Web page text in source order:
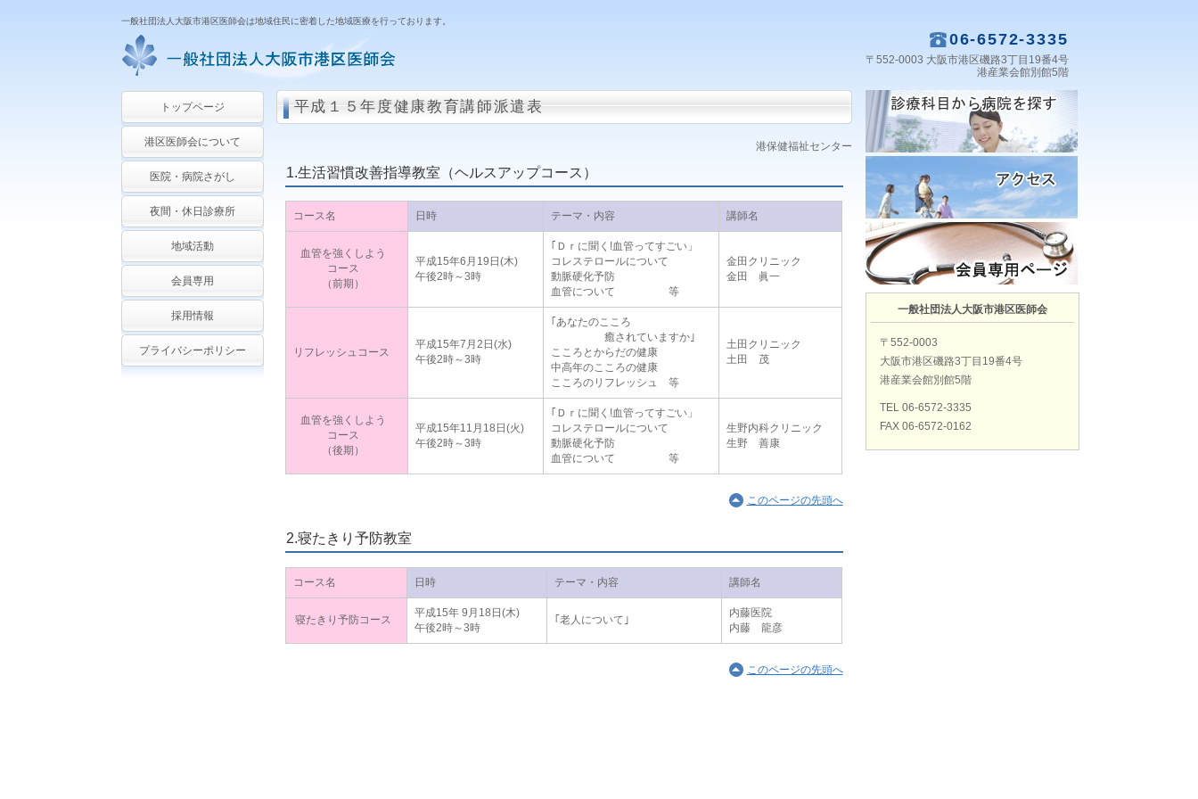
一般社団法人大阪市港区医師会は地域住民に密着した地域医療を行っております。
06-6572-3335
〒552-0003 大阪市港区磯路3丁目19番4号
港産業会館別館5階
平成１５年度健康教育講師派遣表
港保健福祉センター
1.生活習慣改善指導教室（ヘルスアップコース）
コース名 日時 テーマ・内容 講師名
血管を強くしよう
コース
（前期）
平成15年6月19日(木)
午後2時～3時
｢Ｄｒに聞く!血管ってすごい」
コレステロールについて
動脈硬化予防
血管について 等
金田クリニック
金田 眞一
リフレッシュコース
平成15年7月2日(水)
午後2時～3時
｢あなたのこころ
癒されていますか｣
こころとからだの健康
中高年のこころの健康
こころのリフレッシュ 等
土田クリニック
土田 茂
血管を強くしよう
コース
（後期）
平成15年11月18日(火)
午後2時～3時
｢Ｄｒに聞く!血管ってすごい」
コレステロールについて
動脈硬化予防
血管について 等
生野内科クリニック
生野 善康
このページの先頭へ
2.寝たきり予防教室
コース名 日時 テーマ・内容 講師名
寝たきり予防コース
平成15年 9月18日(木)
午後2時～3時
｢老人について｣
内藤医院
内藤 龍彦
このページの先頭へ
トップページ
港区医師会について
医院・病院さがし
夜間・休日診療所
地域活動
会員専用
採用情報
プライバシーポリシー
一般社団法人大阪市港区医師会
〒552-0003
大阪市港区磯路3丁目19番4号
港産業会館別館5階
TEL 06-6572-3335
FAX 06-6572-0162